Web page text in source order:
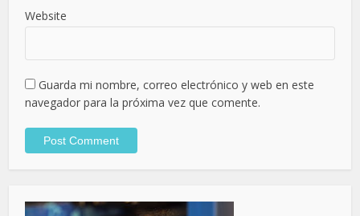
Website
Guarda mi nombre, correo electrónico y web en este
navegador para la próxima vez que comente.